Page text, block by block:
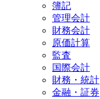
簿記
管理会計
財務会計
原価計算
監査
国際会計
財務・統計
金融・証券